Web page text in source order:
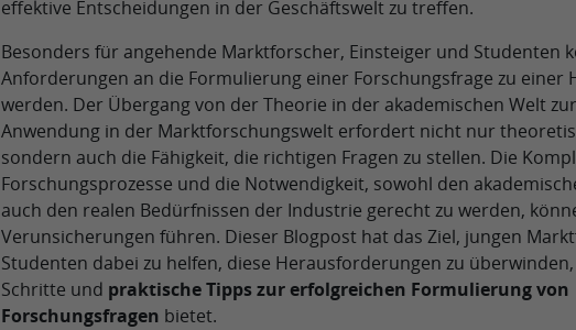
effektive Entscheidungen in der Geschäftswelt zu treffen.
Besonders für angehende Marktforscher, Einsteiger und Studenten
Anforderungen an die Formulierung einer Forschungsfrage zu einer
werden. Der Übergang von der Theorie in der akademischen Welt
Anwendung in der Marktforschungswelt erfordert nicht nur
sondern auch die Fähigkeit, die richtigen Fragen zu stellen. Die
Forschungsprozesse und die Notwendigkeit, sowohl den
auch den realen Bedürfnissen der Industrie gerecht zu werden,
Verunsicherungen führen. Dieser Blogpost hat das Ziel, jungen
Studenten dabei zu helfen, diese Herausforderungen zu
Schritte und praktische Tipps zur erfolgreichen Formulierung von
Forschungsfragen bietet.